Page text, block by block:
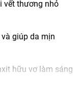
vết thương nhỏ
giúp da mịn
hữu vơ làm sáng